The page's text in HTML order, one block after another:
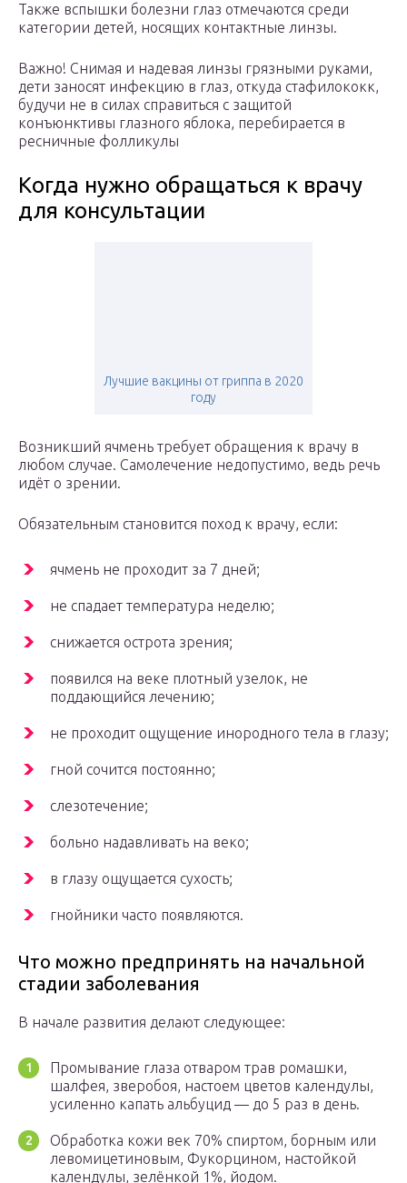
Также вспышки болезни глаз отмечаются среди
категории детей, носящих контактные линзы.
Важно! Снимая и надевая линзы грязными руками,
дети заносят инфекцию в глаз, откуда стафилококк,
будучи не в силах справиться с защитой
конъюнктивы глазного яблока, перебирается в
ресничные фолликулы
Когда нужно обращаться к врачу
для консультации
Лучшие вакцины от гриппа в 2020
году
Возникший ячмень требует обращения к врачу в
любом случае. Самолечение недопустимо, ведь речь
идёт о зрении.
Обязательным становится поход к врачу, если:
ячмень не проходит за 7 дней;
не спадает температура неделю;
снижается острота зрения;
появился на веке плотный узелок, не
поддающийся лечению;
не проходит ощущение инородного тела в глазу;
гной сочится постоянно;
слезотечение;
больно надавливать на веко;
в глазу ощущается сухость;
гнойники часто появляются.
Что можно предпринять на начальной
стадии заболевания
В начале развития делают следующее:
Промывание глаза отваром трав ромашки,
шалфея, зверобоя, настоем цветов календулы,
усиленно капать альбуцид — до 5 раз в день.
Обработка кожи век 70% спиртом, борным или
левомицетиновым, Фукорцином, настойкой
календулы, зелёнкой 1%, йодом.